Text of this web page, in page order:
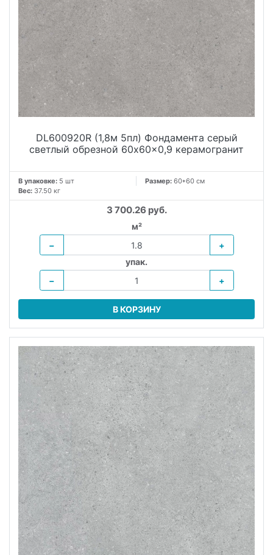
DL600920R (1,8м 5пл) Фондамента серый
светлый обрезной 60x60x0,9 керамогранит
В упаковке: 5 шт Размер: 60*60 см
Вес: 37.50 кг
3 700.26 руб.
м²
−
+
упак.
−
+
В КОРЗИНУ